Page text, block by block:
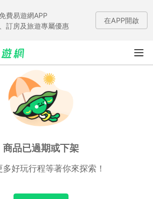
費易遊網APP
訂房及旅遊專屬優惠
在APP開啟
商品已過期或下架
多好玩行程等著你來探索！